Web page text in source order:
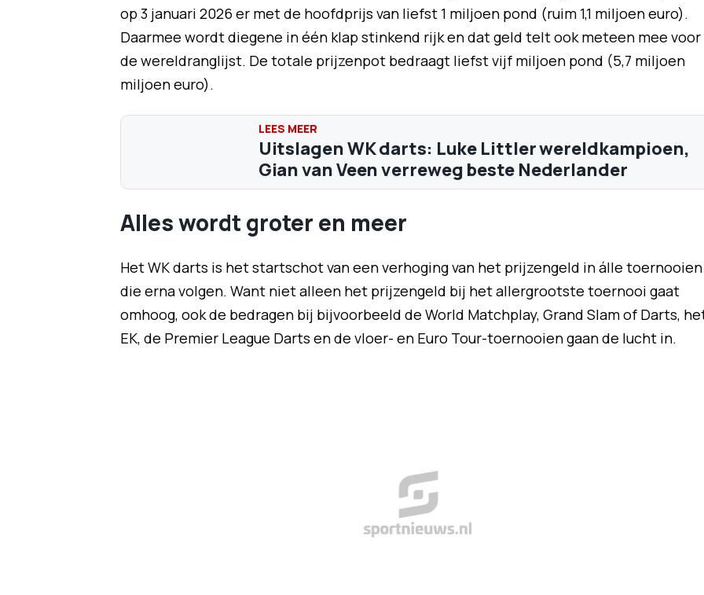
op 3 januari 2026 er met de hoofdprijs van liefst 1 miljoen pond (ruim 1,1 miljoen euro).
Daarmee wordt diegene in één klap stinkend rijk en dat geld telt ook meteen mee voor
de wereldranglijst. De totale prijzenpot bedraagt liefst vijf miljoen pond (5,7 miljoen
miljoen euro).
Uitslagen WK darts: Luke Littler wereldkampioen,
Gian van Veen verreweg beste Nederlander
Alles wordt groter en meer
Het WK darts is het startschot van een verhoging van het prijzengeld in álle toernooien
die erna volgen. Want niet alleen het prijzengeld bij het allergrootste toernooi gaat
omhoog, ook de bedragen bij bijvoorbeeld de World Matchplay, Grand Slam of Darts,
EK, de Premier League Darts en de vloer- en Euro Tour-toernooien gaan de lucht in.